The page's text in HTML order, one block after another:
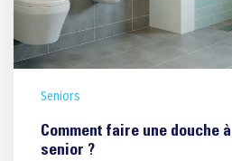
Seniors
Comment faire une douche
senior ?